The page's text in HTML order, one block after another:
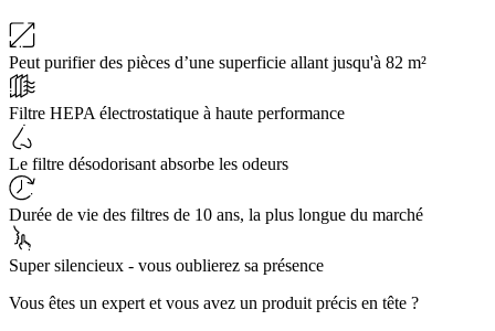
Peut purifier des pièces d’une superficie allant jusqu'à 82 m²
Filtre HEPA électrostatique à haute performance
Le filtre désodorisant absorbe les odeurs
Durée de vie des filtres de 10 ans, la plus longue du marché
Super silencieux - vous oublierez sa présence
Vous êtes un expert et vous avez un produit précis en tête ?